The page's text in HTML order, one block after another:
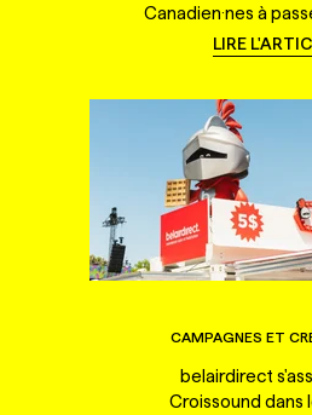
Canadien·nes à
LIRE
CAMPAGNES ET
belairdirect
Croissound dans